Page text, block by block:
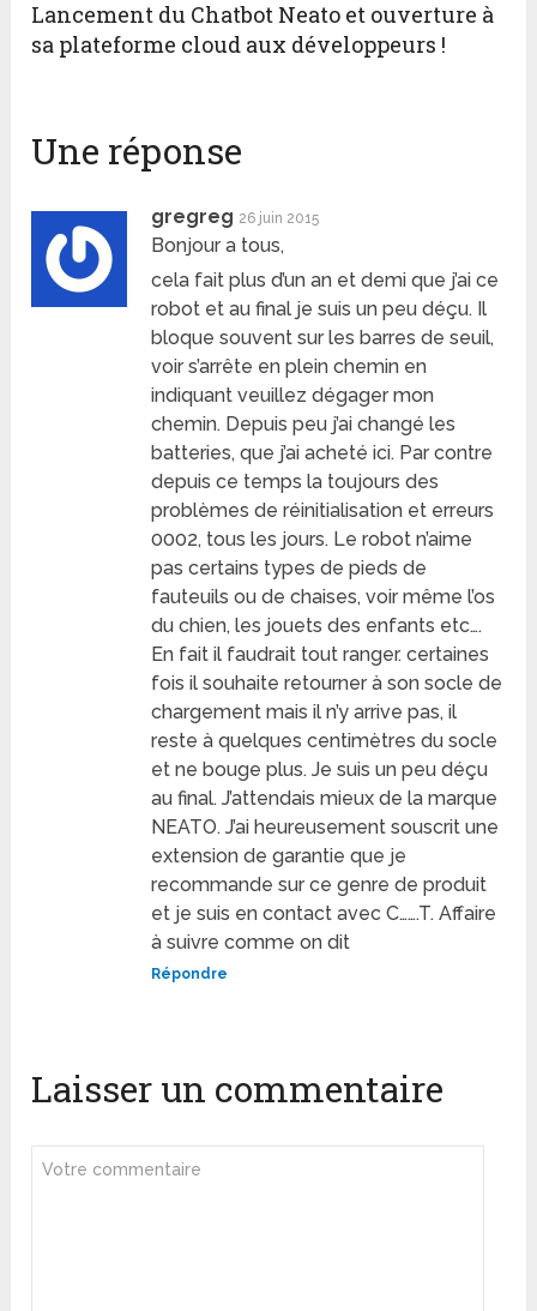
Lancement du Chatbot Neato et ouverture à
sa plateforme cloud aux développeurs !
Une réponse
gregreg 26 juin 2015
Bonjour a tous,
cela fait plus d’un an et demi que j’ai ce
robot et au final je suis un peu déçu. Il
bloque souvent sur les barres de seuil,
voir s’arrête en plein chemin en
indiquant veuillez dégager mon
chemin. Depuis peu j’ai changé les
batteries, que j’ai acheté ici. Par contre
depuis ce temps la toujours des
problèmes de réinitialisation et erreurs
0002, tous les jours. Le robot n’aime
pas certains types de pieds de
fauteuils ou de chaises, voir même l’os
du chien, les jouets des enfants etc….
En fait il faudrait tout ranger. certaines
fois il souhaite retourner à son socle de
chargement mais il n’y arrive pas, il
reste à quelques centimètres du socle
et ne bouge plus. Je suis un peu déçu
au final. J’attendais mieux de la marque
NEATO. J’ai heureusement souscrit une
extension de garantie que je
recommande sur ce genre de produit
et je suis en contact avec C…….T. Affaire
à suivre comme on dit
Répondre
Laisser un commentaire